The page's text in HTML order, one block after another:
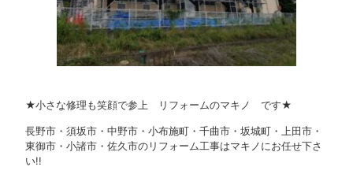
★小さな修理も笑顔で参上 リフォームのマキノ です★
長野市・須坂市・中野市・小布施町・千曲市・坂城町・上田市・
東御市・小諸市・佐久市のリフォーム工事はマキノにお任せ下さ
い!!